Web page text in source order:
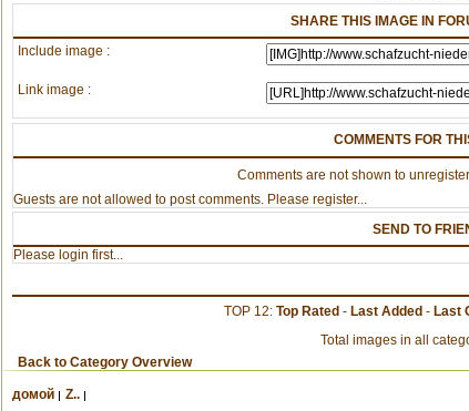
SHARE THIS IMAGE IN
Include image :
Link image :
COMMENTS FOR
Comments are not shown to
Guests are not allowed to post comments. Please register...
SEND TO
Please login first...
TOP 12: Top Rated- Last Added- Last
Total images in all
Back to Category Overview
домой Z..